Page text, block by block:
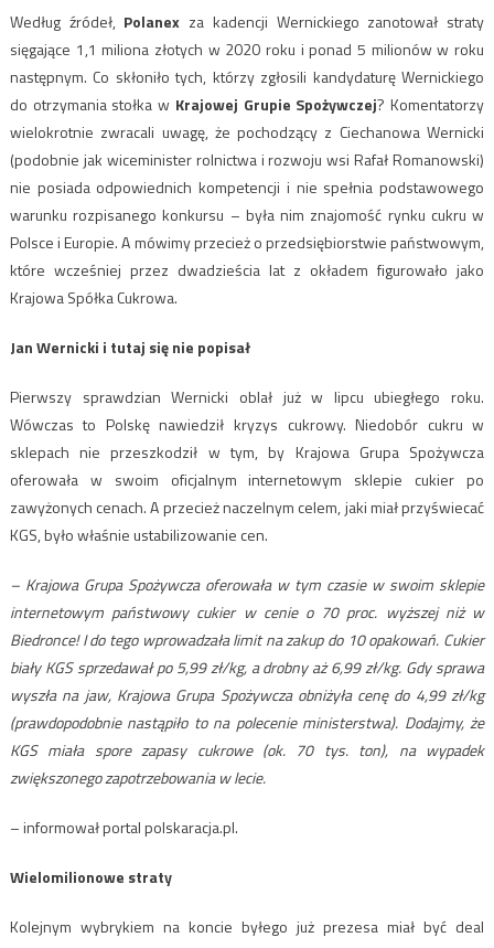
Według źródeł, Polanex za kadencji Wernickiego zanotował straty
sięgające 1,1 miliona złotych w 2020 roku i ponad 5 milionów w roku
następnym. Co skłoniło tych, którzy zgłosili kandydaturę Wernickiego
do otrzymania stołka w Krajowej Grupie Spożywczej? Komentatorzy
wielokrotnie zwracali uwagę, że pochodzący z Ciechanowa Wernicki
(podobnie jak wiceminister rolnictwa i rozwoju wsi Rafał Romanowski)
nie posiada odpowiednich kompetencji i nie spełnia podstawowego
warunku rozpisanego konkursu – była nim znajomość rynku cukru w
Polsce i Europie. A mówimy przecież o przedsiębiorstwie państwowym,
które wcześniej przez dwadzieścia lat z okładem figurowało jako
Krajowa Spółka Cukrowa.
Jan Wernicki i tutaj się nie popisał
Pierwszy sprawdzian Wernicki oblał już w lipcu ubiegłego roku.
Wówczas to Polskę nawiedził kryzys cukrowy. Niedobór cukru w
sklepach nie przeszkodził w tym, by Krajowa Grupa Spożywcza
oferowała w swoim oficjalnym internetowym sklepie cukier po
zawyżonych cenach. A przecież naczelnym celem, jaki miał przyświecać
KGS, było właśnie ustabilizowanie cen.
– Krajowa Grupa Spożywcza oferowała w tym czasie w swoim sklepie
internetowym państwowy cukier w cenie o 70 proc. wyższej niż w
Biedronce! I do tego wprowadzała limit na zakup do 10 opakowań. Cukier
biały KGS sprzedawał po 5,99 zł/kg, a drobny aż 6,99 zł/kg. Gdy sprawa
wyszła na jaw, Krajowa Grupa Spożywcza obniżyła cenę do 4,99 zł/kg
(prawdopodobnie nastąpiło to na polecenie ministerstwa). Dodajmy, że
KGS miała spore zapasy cukrowe (ok. 70 tys. ton), na wypadek
zwiększonego zapotrzebowania w lecie.
– informował portal polskaracja.pl.
Wielomilionowe straty
Kolejnym wybrykiem na koncie byłego już prezesa miał być deal